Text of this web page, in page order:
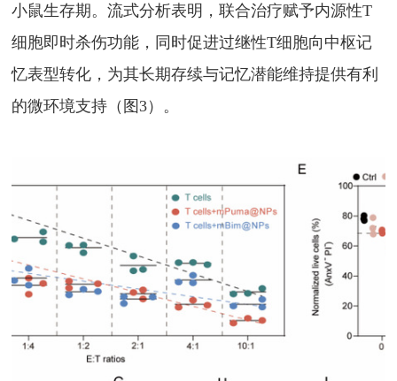
小鼠生存期。流式分析表明，联合治疗赋予内源性T
细胞即时杀伤功能，同时促进过继性T细胞向中枢记
忆表型转化，为其长期存续与记忆潜能维持提供有利
的微环境支持（图3）。